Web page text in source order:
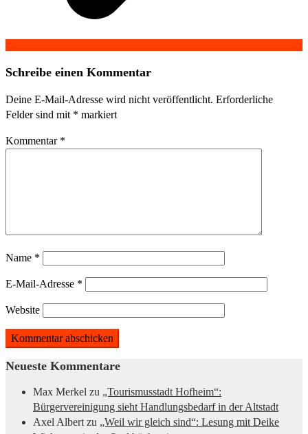
Schreibe einen Kommentar
Deine E-Mail-Adresse wird nicht veröffentlicht. Erforderliche
Felder sind mit * markiert
Kommentar *
Name *
E-Mail-Adresse *
Website
Neueste Kommentare
Max Merkel zu „Tourismusstadt Hofheim“:
Bürgervereinigung sieht Handlungsbedarf in der Altstadt
Axel Albertzu „Weil wir gleich sind“: Lesung mit Deike